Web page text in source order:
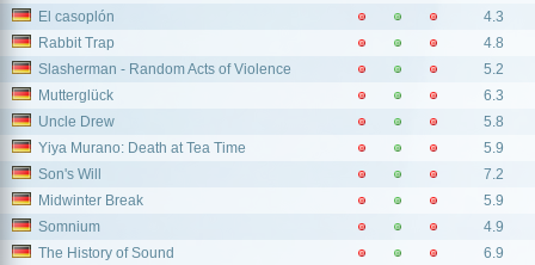
El casoplón
4.3
Rabbit Trap
4.8
Slasherman - Random Acts of Violence
5.2
Mutterglück
6.3
Uncle Drew
5.8
Yiya Murano: Death at Tea Time
5.9
Son's Will
7.2
Midwinter Break
5.9
Somnium
4.9
The History of Sound
6.9